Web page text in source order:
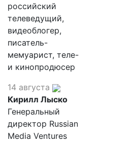
российский
телеведущий,
видеоблогер,
писатель-
мемуарист, теле-
и кинопродюсер
14 августа
Кирилл Лыско
Генеральный
директор Russian
Media Ventures